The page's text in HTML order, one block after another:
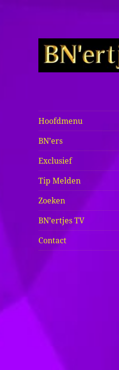
Nederlanders
Half Naakt /
Bloot
Hoofdmenu
BN’ers
Exclusief
Tip Melden
Zoeken
BN’ertjes TV
Contact